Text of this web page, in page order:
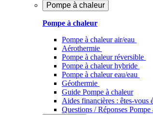
Pompe à chaleur
Pompe à chaleur
Pompe à chaleur air/eau
Aérothermie
Pompe à chaleur réversible
Pompe à chaleur hybride
Pompe à chaleur​ eau/eau
Géothermie
Guide Pompe à chaleur
Aides financières : êtes-vous
Questions / Réponses Pompe